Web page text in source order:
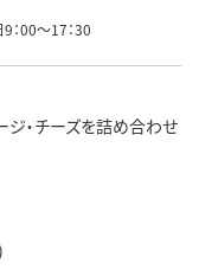
：00～17：30
ジ・チーズを詰め合わせ